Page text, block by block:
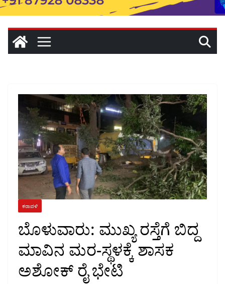
ಕರಾವಳಿ
ಬೊಳುವಾರು: ಮುಖ್ಯ ರಸ್ತೆಗೆ ಬಿದ್ದ
ಮಾವಿನ ಮರ-ಸ್ಥಳಕ್ಕೆ ಶಾಸಕ
ಅಶೋಕ್ ರೈ ಭೇಟಿ